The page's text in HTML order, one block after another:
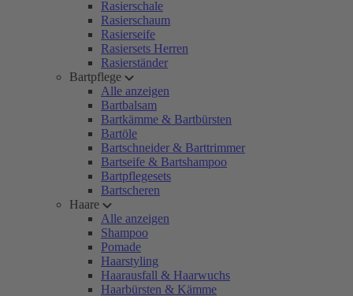
Rasierschale
Rasierschaum
Rasierseife
Rasiersets Herren
Rasierständer
Bartpflege
Alle anzeigen
Bartbalsam
Bartkämme & Bartbürsten
Bartöle
Bartschneider & Barttrimmer
Bartseife & Bartshampoo
Bartpflegesets
Bartscheren
Haare
Alle anzeigen
Shampoo
Pomade
Haarstyling
Haarausfall & Haarwuchs
Haarbürsten & Kämme